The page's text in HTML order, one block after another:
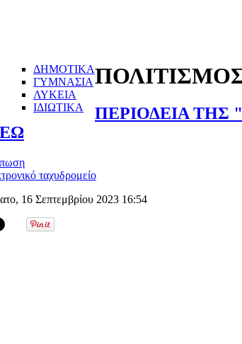
ΔΗΜΟΤΙΚΑ
ΓΥΜΝΑΣΙΑ
ΛΥΚΕΙΑ
ΙΔΙΩΤΙΚΑ
ΠΕΡΙΟΔΕΙΑ ΤΗΣ
ταχυδρομείο
16 Σεπτεμβρίου 2023 16:54